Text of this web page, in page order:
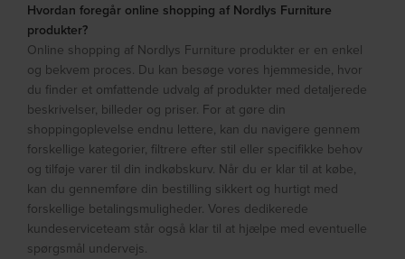
Hvordan foregår online shopping af Nordlys Furniture
produkter?
Online shopping af Nordlys Furniture produkter er en enkel
og bekvem proces. Du kan besøge vores hjemmeside, hvor
du finder et omfattende udvalg af produkter med detaljerede
beskrivelser, billeder og priser. For at gøre din
shoppingoplevelse endnu lettere, kan du navigere gennem
forskellige kategorier, filtrere efter stil eller specifikke behov
og tilføje varer til din indkøbskurv. Når du er klar til at købe,
kan du gennemføre din bestilling sikkert og hurtigt med
forskellige betalingsmuligheder. Vores dedikerede
kundeserviceteam står også klar til at hjælpe med eventuelle
spørgsmål undervejs.